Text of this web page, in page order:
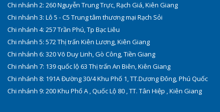
Chi nhánh 2: 260 Nguyễn Trung Trực, Rạch Giá, Kiên Giang
Chi nhánh 3: Lô 5 - C5 Trung tâm thương mại Rạch Sỏi
Chi nhánh 4: 257 Trần Phú, Tp Bạc Liêu
Chi nhánh 5: 572 Thị trấn Kiên Lương, Kiên Giang
Chi nhánh 6: 320 Võ Duy Linh, Gò Công, Tiền Giang
Chi nhánh 7: 139 quốc lộ 63 Thị trấn An Biên, Kiên Giang
Chi nhánh 8: 191A Đường 30/4 Khu Phố 1, TT.Dương Đông, Phú Quốc
Chi nhánh 9: 200 Khu Phố A , Quốc Lộ 80 , TT. Tân Hiệp , Kiên Giang